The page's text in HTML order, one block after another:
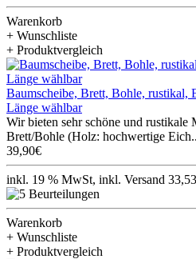
Warenkorb
+ Wunschliste
+ Produktvergleich
Baumscheibe, Brett, Bohle, rustikal,
Länge wählbar
Wir bieten sehr schöne und rustikale
Brett/Bohle (Holz: hochwertige Eich..
39,90€
inkl. 19 % MwSt, inkl. Versand
Warenkorb
+ Wunschliste
+ Produktvergleich